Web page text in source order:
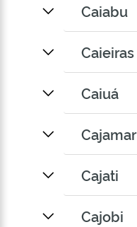
Caiabu
Caieiras
Caiuá
Cajamar
Cajati
Cajobi